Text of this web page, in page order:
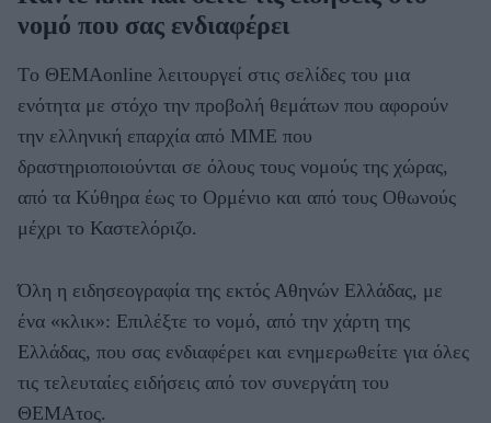
νομό που σας ενδιαφέρει
Tο ΘΕΜΑonline λειτουργεί στις σελίδες του μια
ενότητα με στόχο την προβολή θεμάτων που αφορούν
την ελληνική επαρχία από ΜΜΕ που
δραστηριοποιούνται σε όλους τους νομούς της χώρας,
από τα Κύθηρα έως το Ορμένιο και από τους Οθωνούς
μέχρι το Καστελόριζο.
Όλη η ειδησεογραφία της εκτός Αθηνών Ελλάδας, με
ένα «κλικ»: Επιλέξτε το νομό, από την χάρτη της
Ελλάδας, που σας ενδιαφέρει και ενημερωθείτε για όλες
τις τελευταίες ειδήσεις από τον συνεργάτη του
ΘΕΜΑτος.